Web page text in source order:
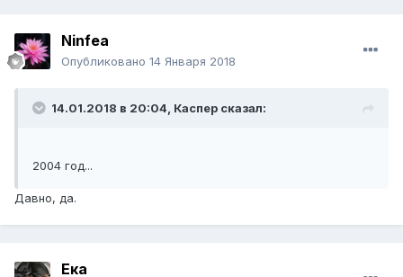
Ninfea
Опубликовано 14 Января 2018
14.01.2018 в 20:04, Каспер сказал:
2004 год...
Давно, да.
Ека